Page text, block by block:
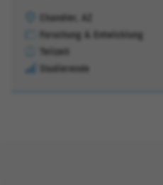
Chandler, AZ
Forschung & Entwicklung
Teilzeit
Studierende